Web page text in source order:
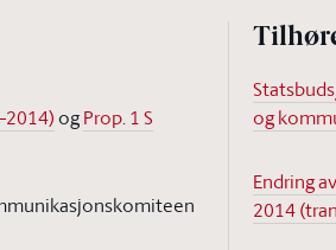
ogProp. 1 S
og
Endring
2014